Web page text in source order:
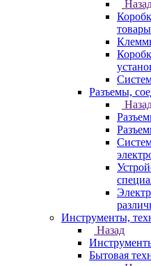
товары
Разъемы,
Инструменты,
Назад
Бытовая